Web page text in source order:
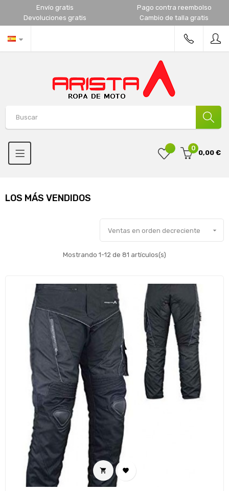
Envío gratis
Pago contra reembolso
Devoluciones gratis
Cambio de talla gratis
0
0,00 €
LOS MÁS VENDIDOS
Ventas en orden decreciente 
Mostrando 1-12 de 81 artículos(s)
 